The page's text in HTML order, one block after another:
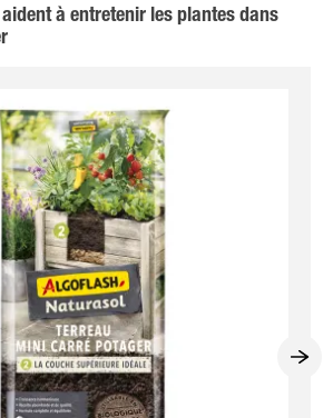
à entretenir les plantes dans